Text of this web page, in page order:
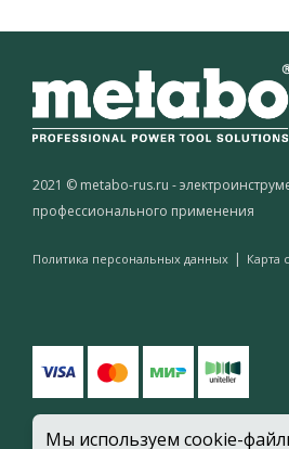
Мы используем cookie-
2021 © metabo-rus.ru -
профессионального применения
Политика персональных данных | Карта